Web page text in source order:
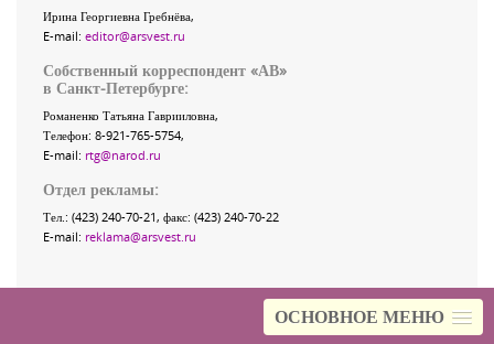
ОСНОВНОЕ МЕНЮ
Ирина Георгиевна Гребнёва,
E-mail: editor@arsvest.ru
Собственный корреспондент «АВ»
в Санкт-Петербурге:
Романенко Татьяна Гаврииловна,
Телефон: 8-921-765-5754,
E-mail: rtg@narod.ru
Отдел рекламы:
Тел.: (423) 240-70-21, факс: (423) 240-70-22
E-mail: reklama@arsvest.ru